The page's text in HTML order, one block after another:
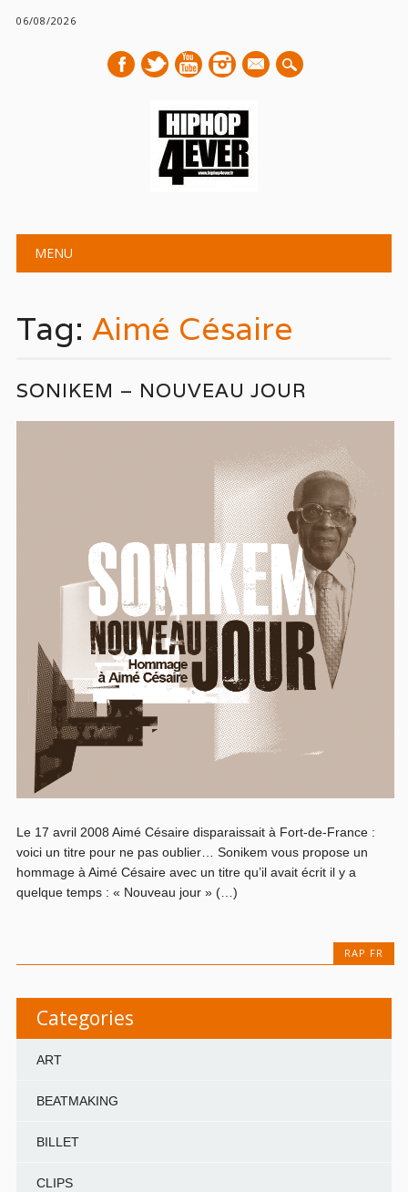
06/08/2026
mail
Main menu
MENU
Tag: Aimé Césaire
SONIKEM – NOUVEAU JOUR
Le 17 avril 2008 Aimé Césaire disparaissait à Fort-de-France :
voici un titre pour ne pas oublier… Sonikem vous propose un
hommage à Aimé Césaire avec un titre qu’il avait écrit il y a
quelque temps : « Nouveau jour » (…)
RAP FR
Categories
ART
BEATMAKING
BILLET
CLIPS